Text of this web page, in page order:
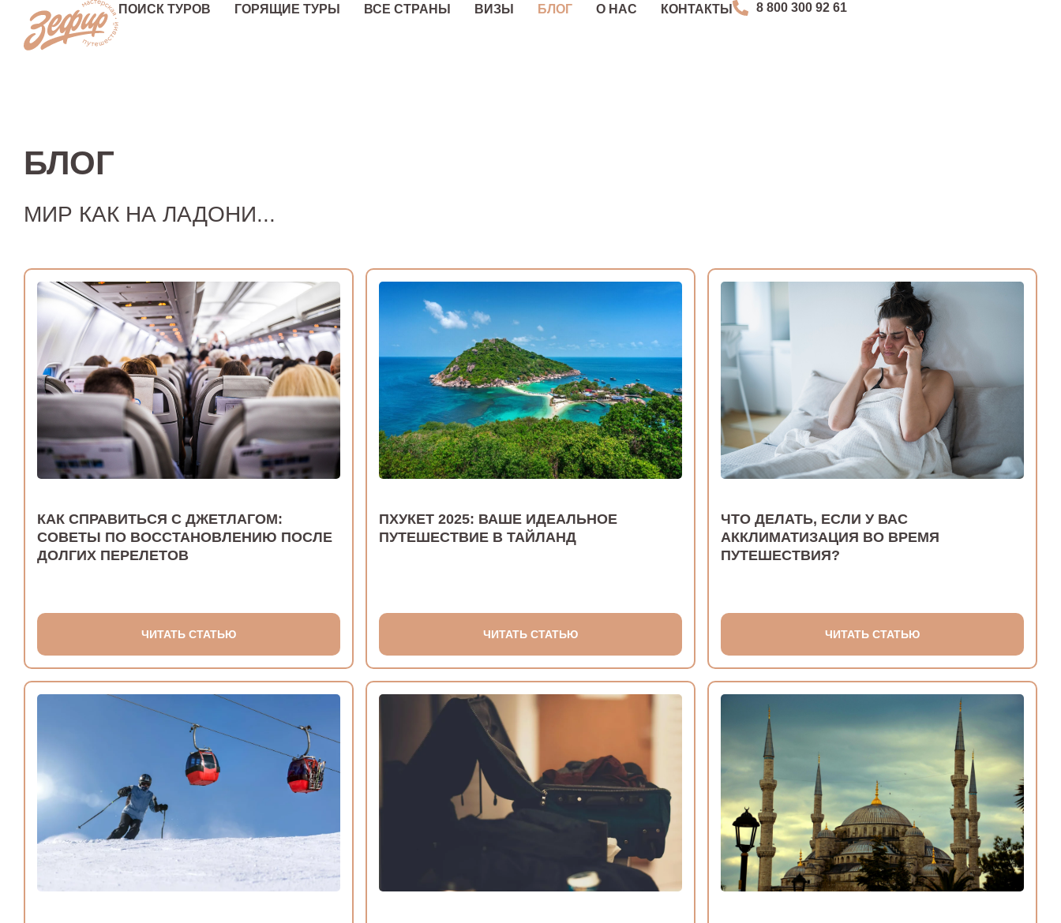
ПОИСК ТУРОВ ГОРЯЩИЕ ТУРЫ ВСЕ СТРАНЫ ВИЗЫ БЛОГ О НАС КОНТАКТЫ 8 800 300 92 61
БЛОГ
МИР КАК НА ЛАДОНИ...
КАК СПРАВИТЬСЯ С ДЖЕТЛАГОМ:
СОВЕТЫ ПО ВОССТАНОВЛЕНИЮ ПОСЛЕ
ДОЛГИХ ПЕРЕЛЕТОВ
ЧИТАТЬ СТАТЬЮ
ПХУКЕТ 2025: ВАШЕ ИДЕАЛЬНОЕ
ПУТЕШЕСТВИЕ В ТАЙЛАНД
ЧИТАТЬ СТАТЬЮ
ЧТО ДЕЛАТЬ, ЕСЛИ У ВАС
АККЛИМАТИЗАЦИЯ ВО ВРЕМЯ
ПУТЕШЕСТВИЯ?
ЧИТАТЬ СТАТЬЮ